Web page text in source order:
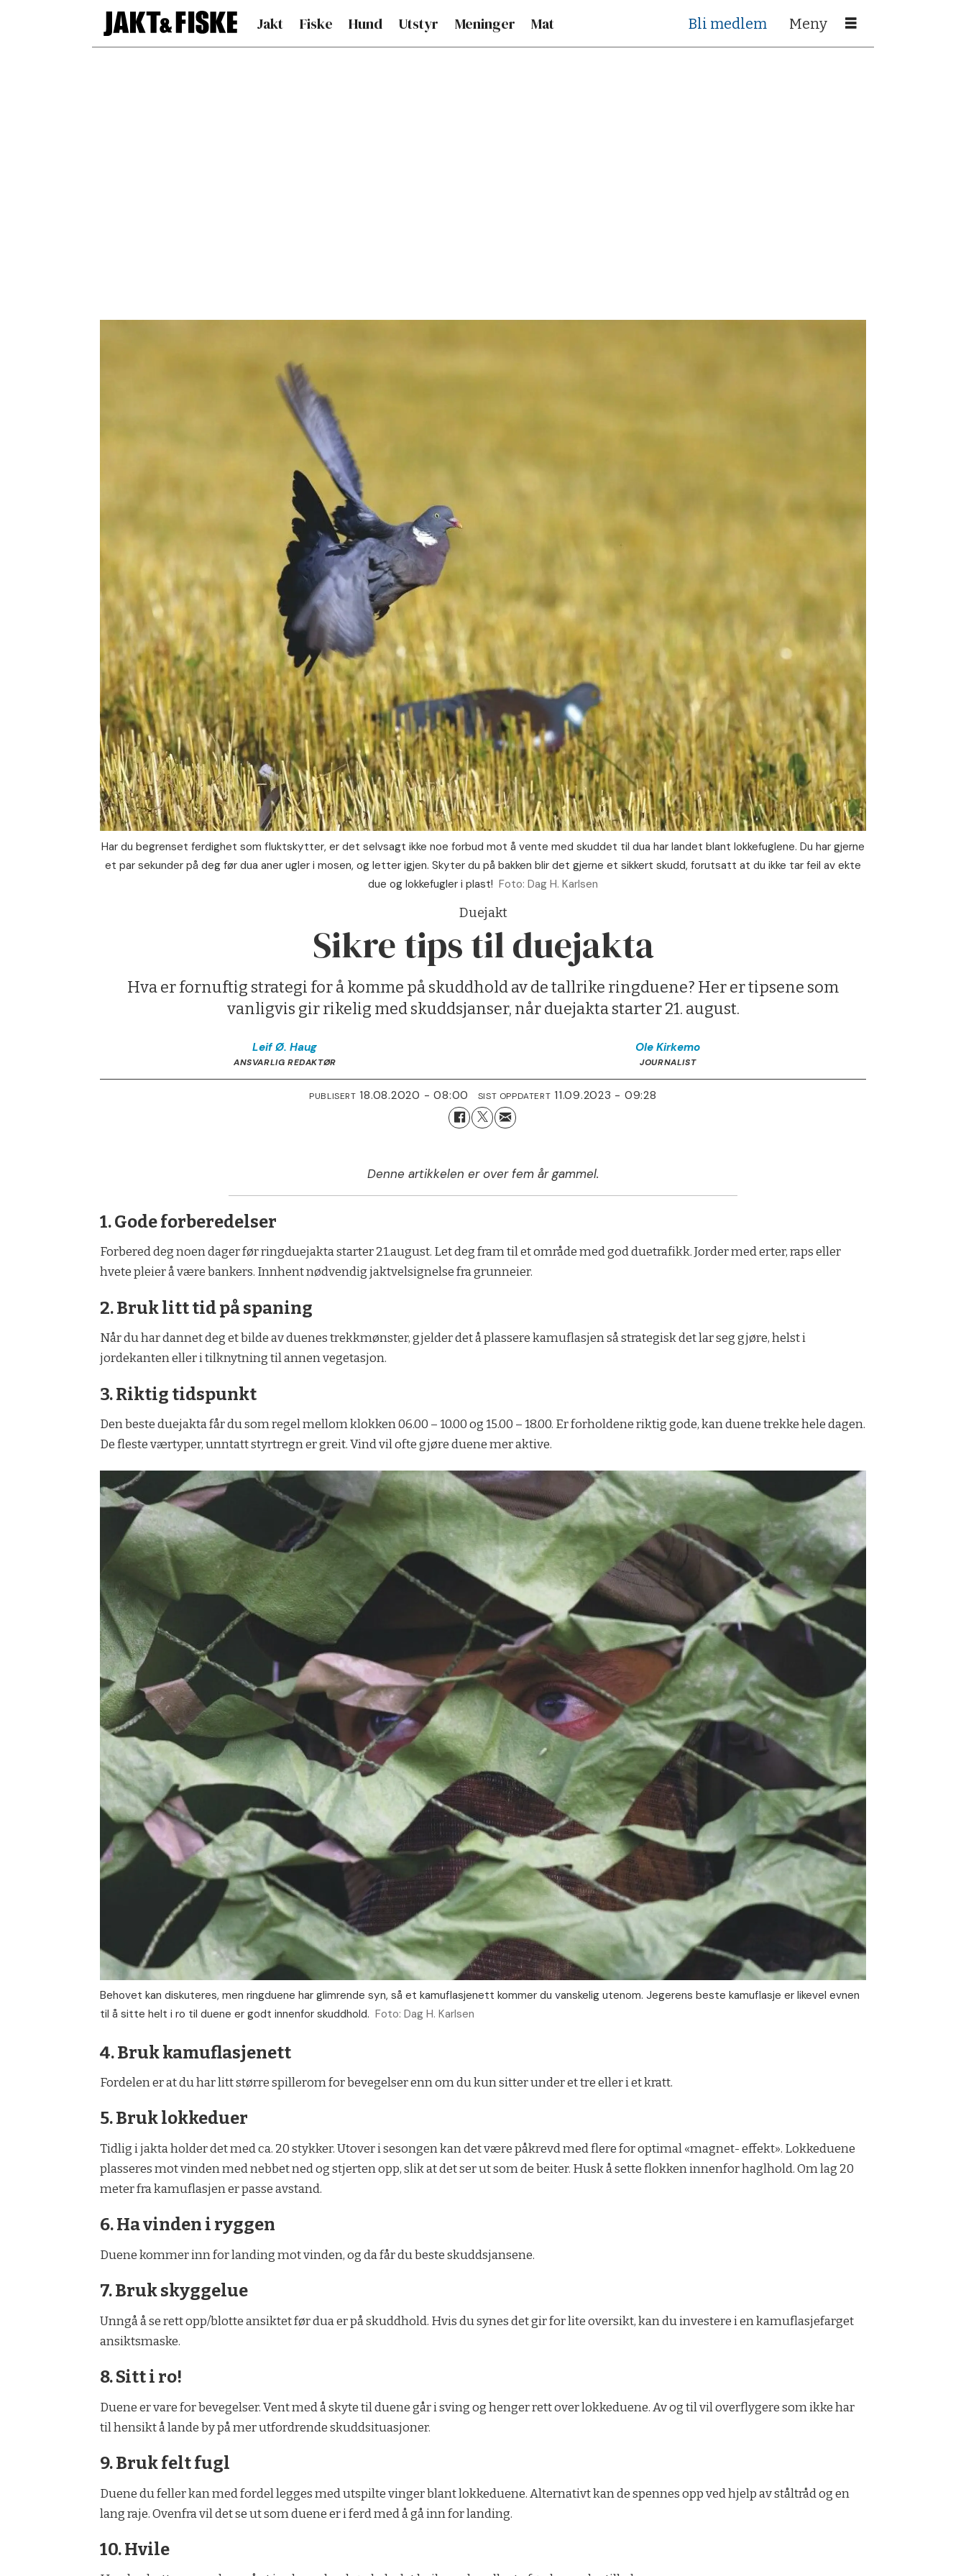
Jakt Fiske Hund Utstyr Meninger Mat Bli medlem
Har du begrenset ferdighet som fluktskytter, er det selvsagt ikke noe forbud mot å vente med skuddet til dua har landet blant lokkefuglene. Du har gjerne
et par sekunder på deg før dua aner ugler i mosen, og letter igjen. Skyter du på bakken blir det gjerne et sikkert skudd, forutsatt at du ikke tar feil av ekte
due og lokkefugler i plast! Foto: Dag H. Karlsen
Duejakt
Sikre tips til duejakta
Hva er fornuftig strategi for å komme på skuddhold av de tallrike ringduene? Her er tipsene som
vanligvis gir rikelig med skuddsjanser, når duejakta starter 21. august.
Leif Ø. Haug
ANSVARLIG REDAKTØR
Ole Kirkemo
JOURNALIST
PUBLISERT 18.08.2020 - 08:00 SIST OPPDATERT 11.09.2023 - 09:28
Denne artikkelen er over fem år gammel.
1. Gode forberedelser
Forbered deg noen dager før ringduejakta starter 21.august. Let deg fram til et område med god duetrafikk. Jorder med erter, raps eller
hvete pleier å være bankers. Innhent nødvendig jaktvelsignelse fra grunneier.
2.Bruk litt tid på spaning
Når du har dannet deg et bilde av duenes trekkmønster, gjelder det å plassere kamuflasjen så strategisk det lar seg gjøre, helst i
jordekanten eller i tilknytning til annen vegetasjon.
3. Riktig tidspunkt
Den beste duejakta får du som regel mellom klokken 06.00 – 10.00 og 15.00 – 18.00. Er forholdene riktig gode, kan duene trekke hele dagen.
De fleste værtyper, unntatt styrtregn er greit. Vind vil ofte gjøre duene mer aktive.
Behovet kan diskuteres, men ringduene har glimrende syn, så et kamuflasjenett kommer du vanskelig utenom. Jegerens beste kamuflasje er likevel evnen
til å sitte helt i ro til duene er godt innenfor skuddhold. Foto: Dag H. Karlsen
4.Bruk kamuflasjenett
Fordelen er at du har litt større spillerom for bevegelser enn om du kun sitter under et tre eller i et kratt.
5. Bruk lokkeduer
Tidlig i jakta holder det med ca. 20 stykker. Utover i sesongen kan det være påkrevd med flere for optimal «magnet- effekt». Lokkeduene
plasseres mot vinden med nebbet ned og stjerten opp, slik at det ser ut som de beiter. Husk å sette flokken innenfor haglhold. Om lag 20
meter fra kamuflasjen er passe avstand.
6. Ha vinden i ryggen
Duene kommer inn for landing mot vinden, og da får du beste skuddsjansene.
7. Bruk skyggelue
Unngå å se rett opp/blotte ansiktet før dua er på skuddhold. Hvis du synes det gir for lite oversikt, kan du investere i en kamuflasjefarget
ansiktsmaske.
8. Sitt i ro!
Duene er vare for bevegelser. Vent med å skyte til duene går i sving og henger rett over lokkeduene. Av og til vil overflygere som ikke har
til hensikt å lande by på mer utfordrende skuddsituasjoner.
9. Bruk felt fugl
Duene du feller kan med fordel legges med utspilte vinger blant lokkeduene. Alternativt kan de spennes opp ved hjelp av ståltråd og en
lang raje. Ovenfra vil det se ut som duene er i ferd med å gå inn for landing.
10. Hvile